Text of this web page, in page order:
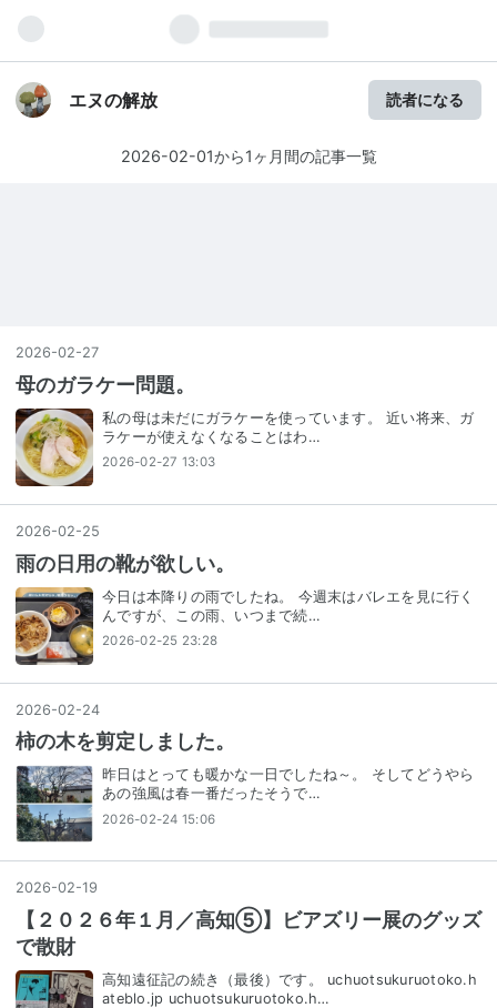
エヌの解放 読者になる
2026-02-01から1ヶ月間の記事一覧
2026-02-27
母のガラケー問題。
私の母は未だにガラケーを使っています。 近い将来、ガ
ラケーが使えなくなることはわ…
2026-02-27 13:03
2026-02-25
雨の日用の靴が欲しい。
今日は本降りの雨でしたね。 今週末はバレエを見に行く
んですが、この雨、いつまで続…
2026-02-25 23:28
2026-02-24
柿の木を剪定しました。
昨日はとっても暖かな一日でしたね～。 そしてどうやら
あの強風は春一番だったそうで…
2026-02-24 15:06
2026-02-19
【２０２６年１月／高知⑤】ビアズリー展のグッズ
で散財
高知遠征記の続き（最後）です。 uchuotsukuruotoko.h
ateblo.jp uchuotsukuruotoko.h…